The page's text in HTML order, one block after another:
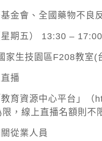
金會、全國藥物不良
期五） 13:30 – 17:00
生技園區F208教室(
播
育資源中心平台」（
，線上直播名額則不
從業人員